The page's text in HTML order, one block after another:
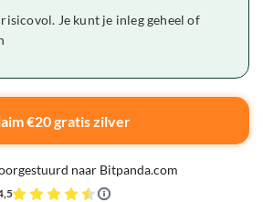
Je kunt je inleg geheel of
€20 gratis zilver
naar Bitpanda.com